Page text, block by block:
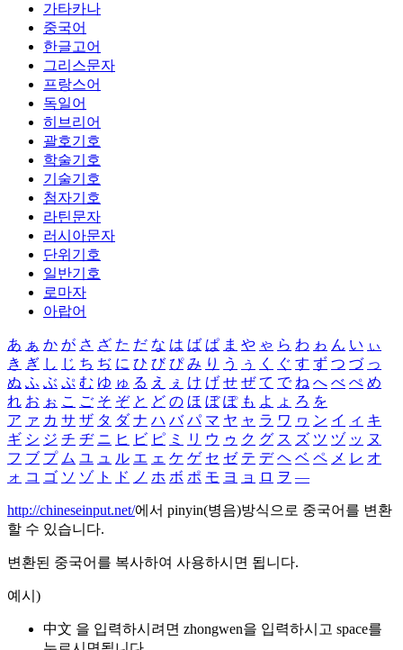
가타카나
중국어
한글고어
그리스문자
프랑스어
독일어
히브리어
괄호기호
학술기호
기술기호
첨자기호
라틴문자
러시아문자
단위기호
일반기호
로마자
아랍어
あ ぁ か が さ ざ た だ な は ば ぱ ま や ゃ ら わ ゎ ん い ぃ
き ぎ し じ ち ぢ に ひ び ぴ み り う ぅ く ぐ す ず つ づ っ
ぬ ふ ぶ ぷ む ゆ ゅ る え ぇ け げ せ ぜ て で ね へ べ ぺ め
れ お ぉ こ ご そ ぞ と ど の ほ ぼ ぽ も よ ょ ろ を
ア ァ カ サ ザ タ ダ ナ ハ バ パ マ ヤ ャ ラ ワ ヮ ン イ ィ キ
ギ シ ジ チ ヂ ニ ヒ ビ ピ ミ リ ウ ゥ ク グ ス ズ ツ ヅ ッ ヌ
フ ブ プ ム ユ ュ ル エ ェ ケ ゲ セ ゼ テ デ ヘ ベ ペ メ レ オ
ォ コ ゴ ソ ゾ ト ド ノ ホ ボ ポ モ ヨ ョ ロ ヲ ―
http://chineseinput.net/에서 pinyin(병음)방식으로 중국어를 변환
할 수 있습니다.
변환된 중국어를 복사하여 사용하시면 됩니다.
예시)
中文 을 입력하시려면 zhongwen을 입력하시고 space를